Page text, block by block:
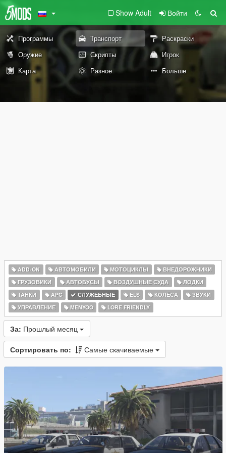
Show Adult Войти
Программы Транспорт
Раскраски
Оружие
Скрипты
Игрок
Карта
Разное Больше
ADD-ON АВТОМОБИЛИ МОТОЦИКЛЫ
ВНЕДОРОЖНИКИ
ГРУЗОВИКИ
АВТОБУСЫ ВОЗДУШНЫЕ СУДА
ЛОДКИ
ТАНКИ
APC СЛУЖЕБНЫЕ ELS КОЛЁСА
ЗВУКИ
УПРАВЛЕНИЕ
MENYOO LORE FRIENDLY
За: Прошлый месяц
Сортировать по: Самые скачиваемые